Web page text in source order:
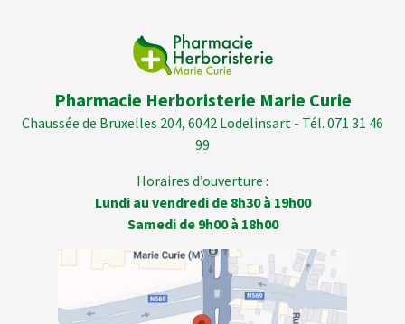
Pharmacie Herboristerie Marie Curie
Chaussée de Bruxelles 204, 6042 Lodelinsart - Tél. 071 31 46
99
Horaires d’ouverture :
Lundi au vendredi de 8h30 à 19h00
Samedi de 9h00 à 18h00